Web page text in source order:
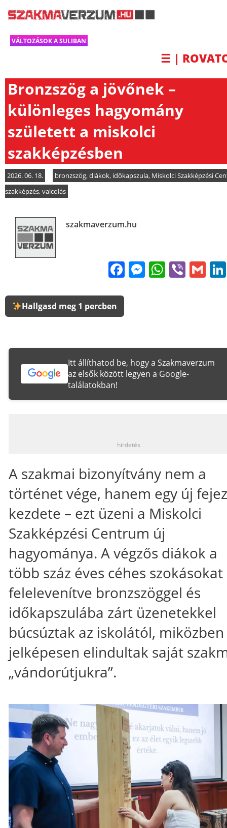
VÁLTOZÁSOK A SULIBAN
☰ |
Bronzszög a jövőnek –
különleges hagyomány
született a miskolci
szakképzésben
2026. 06. 18. bronzszög,diákok, időkapszula, Miskolci Szakképzési
szakképzés,valcolás
szakmaverzum.hu
FacebookViber
Hallgasd meg 1 percben
Itt állíthatod be, hogy a Szakmaverzum
az elsők között legyen a Google-
találatokban!
hirdetés
A szakmai bizonyítvány nem a
történet vége, hanem egy új
kezdete – ezt üzeni a Miskolci
Szakképzési Centrum új
hagyománya. A végzős diákok a
több száz éves céhes szokásokat
felelevenítve bronzszöggel és
időkapszulába zárt üzenetekkel
búcsúztak az iskolától, miközben
jelképesen elindultak saját
„vándorútjukra”.